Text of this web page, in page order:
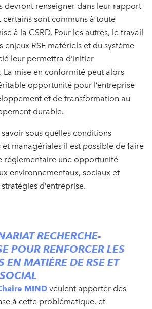
devront renseigner dans leur rapport
sont communs à toute
à la CSRD. Pour les autres, le travail
enjeux RSE matériels et du système
leur permettra d’initier
La mise en conformité peut alors
opportunité pour l’entreprise
et de transformation au
durable.
sous quelles conditions
managériales il est possible de faire
réglementaire une opportunité
environnementaux, sociaux et
d’entreprise.
RECHERCHE-
POUR RENFORCER LES
EN MATIÈRE DE RSE ET
MIND veulent apporter des
à cette problématique, et